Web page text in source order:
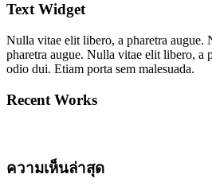
Text Widget
Nulla vitae elit libero, a pharetra augue.
pharetra augue. Nulla vitae elit libero, a
odio dui. Etiam porta sem malesuada.
Recent Works
ความเห็นล่าสุด